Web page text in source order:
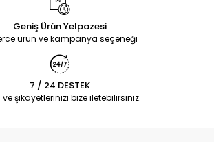
Geniş Ürün Yelpazesi
ürün ve kampanya seçeneği
7 / 24 DESTEK
ve şikayetlerinizi bize iletebilirsiniz.